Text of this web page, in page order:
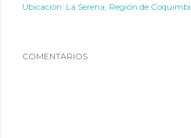
Ubicación: La Serena, Región de
COMENTARIOS